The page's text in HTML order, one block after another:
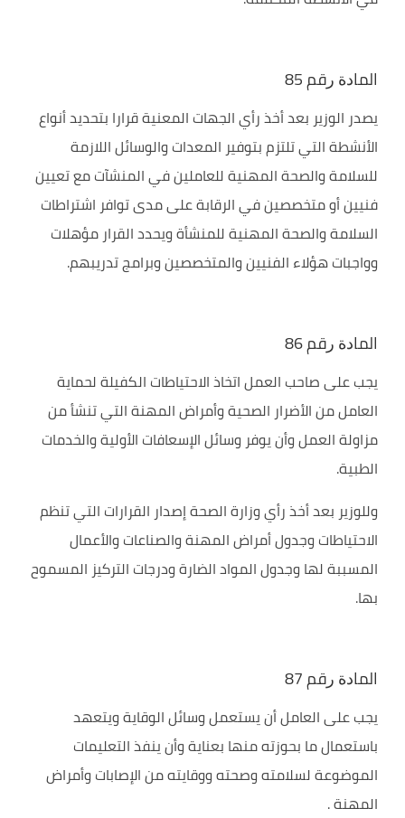
اﻟﻤﺎﺩﺓ ﺭﻗﻢ 85
يصدر الوزير بعد أخذ رأي الجهات المعنية قرارا بتحديد أنواع
الأنشطة التي تلتزم بتوفير المعدات والوسائل اللازمة
للسلامة والصحة المهنية للعاملين في المنشآت مع تعيين
فنيين أو متخصصين في الرقابة على مدى توافر اشتراطات
السلامة والصحة المهنية للمنشأة ويحدد القرار مؤهلات
وواجبات هؤلاء الفنيين والمتخصصين وبرامج تدريبهم.
اﻟﻤﺎﺩﺓ ﺭﻗﻢ 86
يجب على صاحب العمل اتخاذ الاحتياطات الكفيلة لحماية
العامل من الأضرار الصحية وأمراض المهنة التي تنشأ من
مزاولة العمل وأن يوفر وسائل الإسعافات الأولية والخدمات
الطبية.
وللوزير بعد أخذ رأي وزارة الصحة إصدار القرارات التي تنظم
الاحتياطات وجدول أمراض المهنة والصناعات والأعمال
المسببة لها وجدول المواد الضارة ودرجات التركيز المسموح
بها.
اﻟﻤﺎﺩﺓ ﺭﻗﻢ 87
يجب على العامل أن يستعمل وسائل الوقاية ويتعهد
باستعمال ما بحوزته منها بعناية وأن ينفذ التعليمات
الموضوعة لسلامته وصحته ووقايته من الإصابات وأمراض
المهنة .